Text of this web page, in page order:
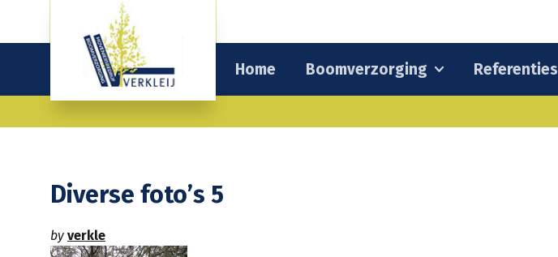
Home Boomverzorging Referenties
Diverse foto’s 5
by verkle